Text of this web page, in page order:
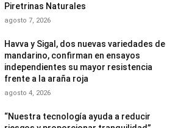
Piretrinas Naturales
agosto 7, 2026
Havva y Sigal, dos nuevas variedades de
mandarino, confirman en ensayos
independientes su mayor resistencia
frente a la araña roja
agosto 4, 2026
“Nuestra tecnología ayuda a reducir